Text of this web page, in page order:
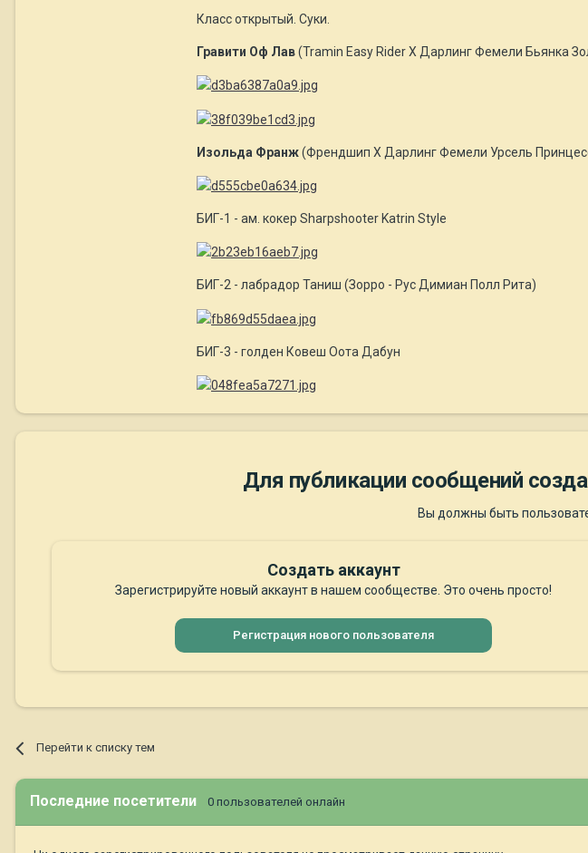
Класс открытый. Суки.
Гравити Оф Лав(Tramin Easy Rider Х Дарлинг Фемели Бьянка
Изольда Франж(Френдшип Х Дарлинг Фемели Урсель
БИГ-1 - ам. кокер Sharpshooter Katrin Style
БИГ-2 - лабрадор Таниш (Зорро - Рус Димиан Полл Рита)
БИГ-3 - голден Ковеш Оота Дабун
Для публикации сообщений
Вы должны быть
Создать аккаунт
Зарегистрируйте новый аккаунт в нашем сообществе. Это очень просто!
Регистрация нового пользователя
Перейти к списку тем
Последние посетители 0 пользователей онлайн